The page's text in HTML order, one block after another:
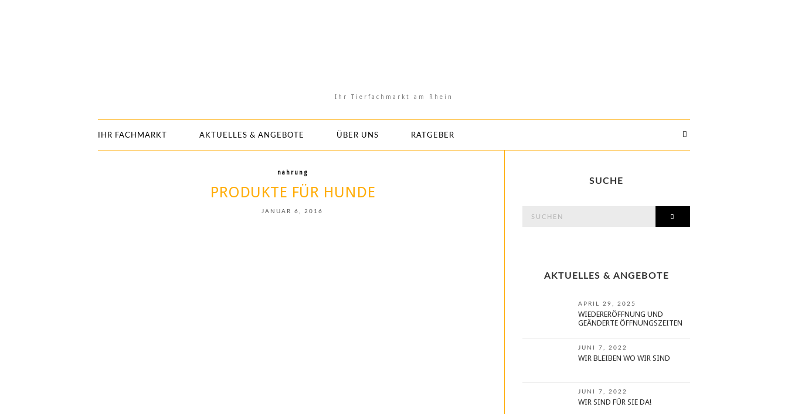
Ihr Tierfachmarkt am Rhein
IHR FACHMARKT AKTUELLES & ANGEBOTE ÜBER UNS RATGEBER
nahrung
PRODUKTE FÜR HUNDE
JANUAR 6, 2016
SUCHE
AKTUELLES & ANGEBOTE
APRIL 29, 2025
WIEDERERÖFFNUNG UND
GEÄNDERTE ÖFFNUNGSZEITEN
JUNI 7, 2022
WIR BLEIBEN WO WIR SIND
JUNI 7, 2022
WIR SIND FÜR SIE DA!